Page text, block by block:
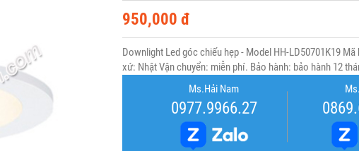
950,000 đ
Downlight Led góc chiếu hẹp - Model HH-LD50701K19
xứ: Nhật Vận chuyển: miễn phí. Bảo hành: bảo hành 12
Ms.Hải Nam
0977.9966.27